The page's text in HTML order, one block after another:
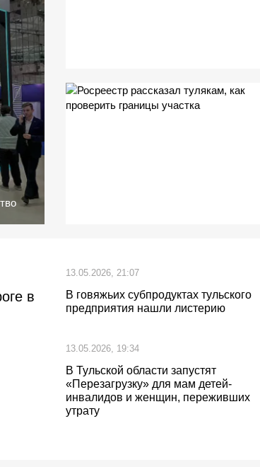
в
13.05.2026, 21:07
В говяжьих субпродуктах тульского
предприятия нашли листерию
13.05.2026, 19:34
В Тульской области запустят
«Перезагрузку» для мам детей-
инвалидов и женщин, переживших
утрату